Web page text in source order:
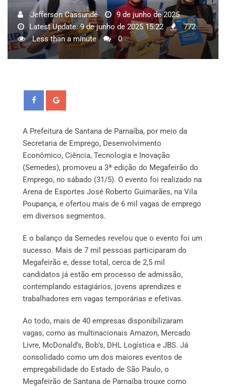
Jefferson Cassundé
9 de junho de 2025
Latest Update: 9 de junho de 2025 15:22
772
Less than a minute
0
A Prefeitura de Santana de Parnaíba, por meio da
Secretaria de Emprego, Desenvolvimento
Econômico, Ciência, Tecnologia e Inovação
(Semedes), promoveu a 3ª edição do Megafeirão do
Emprego, no sábado (31/5). O evento foi realizado na
Arena de Esportes José Roberto Guimarães, na Vila
Poupança, e ofertou mais de 6 mil vagas de emprego
em diversos segmentos.
E o balanço da Semedes revelou que o evento foi um
sucesso. Mais de 7 mil pessoas participaram do
Megafeirão e, desse total, cerca de 2,5 mil
candidatos já estão em processo de admissão,
contemplando estagiários, jovens aprendizes e
trabalhadores em vagas temporárias e efetivas.
Ao todo, mais de 40 empresas disponibilizaram
vagas, como as multinacionais Amazon, Mercado
Livre, McDonald’s, Bob’s, DHL Logística e JBS. Já
consolidado como um dos maiores eventos de
empregabilidade do Estado de São Paulo, o
Megafeirão de Santana de Parnaíba trouxe como